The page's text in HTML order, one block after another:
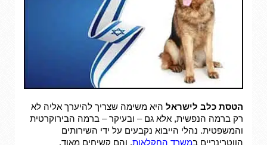
הטסת כלב לישראל היא משימה שצריך להיערך אליה לא
רק ברמה הנפשית, אלא גם – ובעיקר – ברמה הבירוקרטית
והמשפטית. נהלי הייבוא נקבעים על ידי השירותים
הווטרינריים במשרד החקלאות, והם קשיחים מאוד.